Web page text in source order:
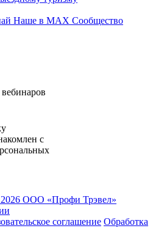
Наше в MAX Сообщество
с
ООО «Профи Трэвeл»
соглашение Обработка